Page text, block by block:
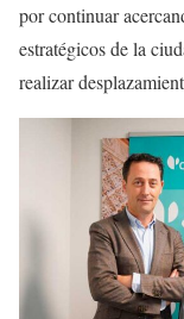
por continuar
estratégicos de la
realizar